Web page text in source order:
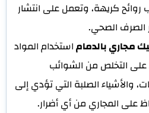
روائح كريهة، وتعمل على انتشار
الصرف الصحي.
مجاري بالدماماستخدام المواد
على التخلص من الشوائب
والأشياء الصلبة التي تؤدي إلى
على المجاري من أي أضرار.